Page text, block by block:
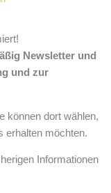
Newsletter und
und zur
können dort wählen,
erhalten möchten.
Informationen